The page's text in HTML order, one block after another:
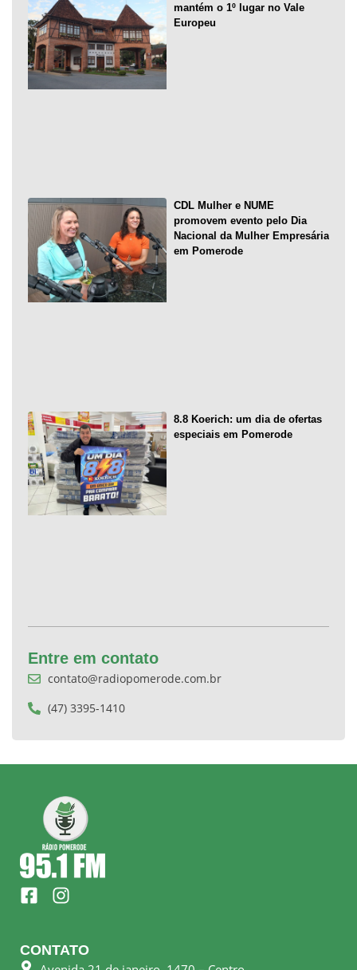
mantém o 1º lugar no Vale
Europeu
CDL Mulher e NUME
promovem evento pelo Dia
Nacional da Mulher Empresária
em Pomerode
8.8 Koerich: um dia de ofertas
especiais em Pomerode
Entre em contato
contato@radiopomerode.com.br
(47) 3395-1410
F
a
e
b
I
n
t
a
CONTATO